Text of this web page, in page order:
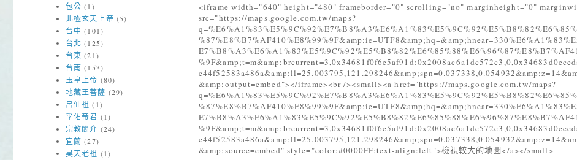
<iframe width="640" height="480" frameborder="0" scrolling="no" marginheight="0"
src="https://maps.google.com.tw/maps?
&amp;output=embed"></iframe><br /><small><a href="https://maps.google.com.tw/maps?
&amp;source=embed" style="color:#0000FF;text-align:left">檢視較大的地圖</a></small>
包公 (1)
北極玄天上帝 (5)
台中 (101)
台北 (125)
台東 (21)
台南 (153)
玉皇上帝 (80)
地藏王菩薩 (29)
呂仙祖 (1)
孚佑帝君 (1)
宗教簡介 (24)
宜蘭 (27)
昊天老祖 (1)